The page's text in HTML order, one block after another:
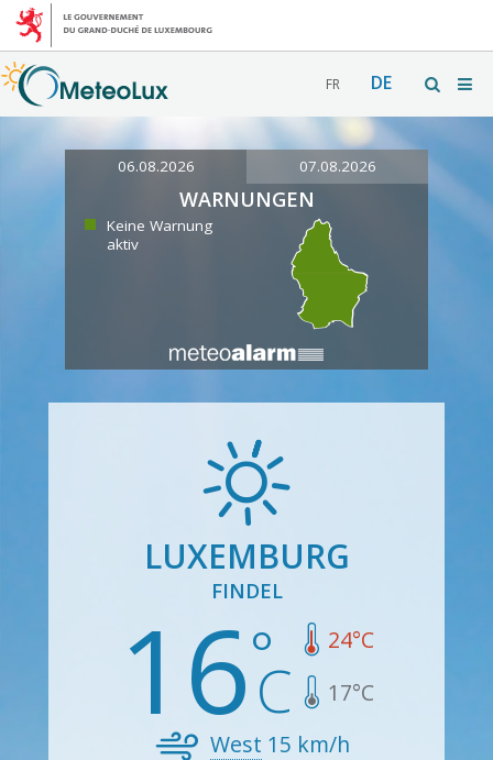
FR DE
06.08.2026 07.08.2026
WARNUNGEN
Keine Warnung
aktiv
LUXEMBURG
FINDEL
16 24°C
17°C
West 15 km/h